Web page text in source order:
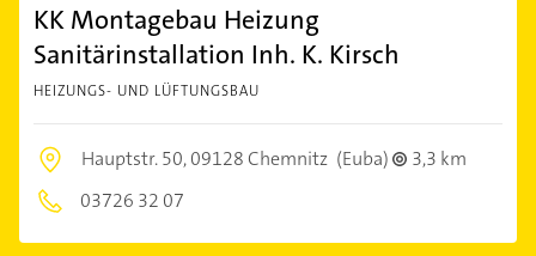
KK Montagebau Heizung
Sanitärinstallation Inh. K. Kirsch
HEIZUNGS- UND LÜFTUNGSBAU
Hauptstr. 50,09128 Chemnitz (Euba)
3,3 km
03726 32 07